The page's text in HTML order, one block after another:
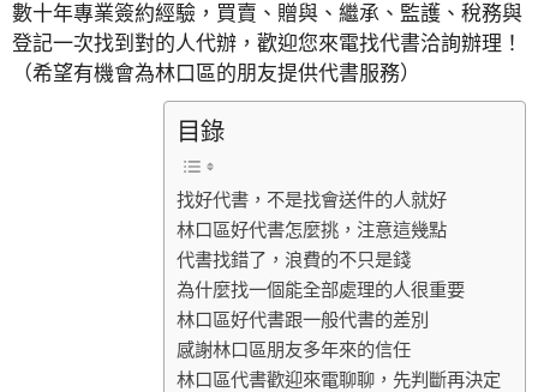
數十年專業簽約經驗，買賣、贈與、繼承、監護、稅務與
登記一次找到對的人代辦，歡迎您來電找代書洽詢辦理！
（希望有機會為林口區的朋友提供代書服務）
目錄
找好代書，不是找會送件的人就好
林口區好代書怎麼挑，注意這幾點
代書找錯了，浪費的不只是錢
為什麼找一個能全部處理的人很重要
林口區好代書跟一般代書的差別
感謝林口區朋友多年來的信任
林口區代書歡迎來電聊聊，先判斷再決定